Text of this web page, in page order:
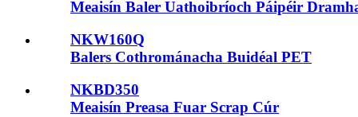
Meaisín Baler Uathoibríoch Páipéir
NKW160Q
Balers Cothrománacha Buidéal PET
NKBD350
Meaisín Preasa Fuar Scrap Cúr